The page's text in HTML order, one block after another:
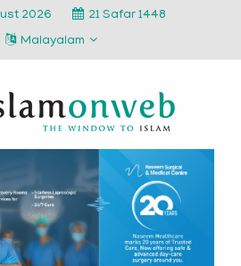
2026
21 Safar 1448
Malayalam